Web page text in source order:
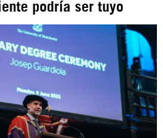
y Viber: +98 921 79 29 404
como: hispan_tv
podría ser tuyo